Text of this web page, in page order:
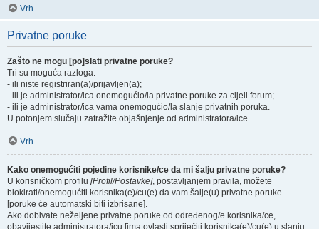
Vrh
Privatne poruke
Zašto ne mogu [po]slati privatne poruke?
Tri su moguća razloga:
- ili niste registriran(a)/prijavljen(a);
- ili je administrator/ica onemogućio/la privatne poruke za cijeli forum;
- ili je administrator/ica vama onemogućio/la slanje privatnih poruka.
U potonjem slučaju zatražite objašnjenje od administratora/ice.
Vrh
Kako onemogućiti pojedine korisnike/ce da mi šalju privatne poruke?
U korisničkom profilu [Profil/Postavke], postavljanjem pravila, možete
blokirati/onemogućiti korisnika(e)/cu(e) da vam šalje(u) privatne poruke
[poruke će automatski biti izbrisane].
Ako dobivate neželjene privatne poruke od određenog/e korisnika/ce,
obavijestite administratora/icu [ima ovlasti spriječiti korisnika(e)/cu(e) u slanju